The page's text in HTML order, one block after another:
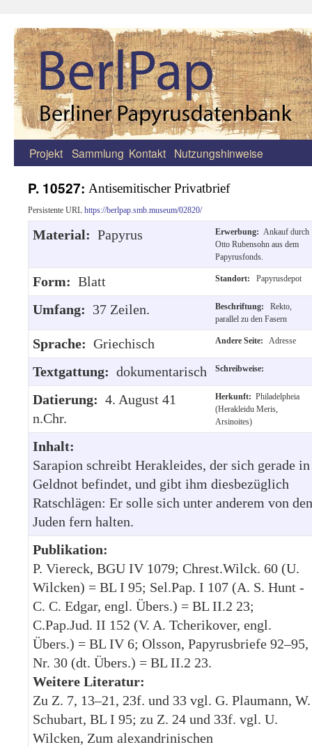
Zum
springen
Projekt Sammlung Kontakt Nutzungshinweise
P. 10527: Antisemitischer Privatbrief
Persistente URL https://berlpap.smb.museum/02820/
Material: Papyrus Erwerbung: Ankauf durch
Otto Rubensohn aus dem
Papyrusfonds.
Form: Blatt Standort: Papyrusdepot
Umfang: 37 Zeilen. Beschriftung:
Rekto,
parallel zu den Fasern
Sprache: Griechisch Andere Seite: Adresse
Textgattung: dokumentarisch Schreibweise:
Datierung: 4. August 41
n.Chr.
Herkunft: Philadelpheia
(Herakleidu Meris,
Arsinoites)
Inhalt:
Sarapion schreibt Herakleides, der sich gerade in
Geldnot befindet, und gibt ihm diesbezüglich
Ratschlägen: Er solle sich unter anderem von den
Juden fern halten.
Publikation:
P. Viereck, BGU IV 1079; Chrest.Wilck. 60 (U.
Wilcken) = BL I 95; Sel.Pap. I 107 (A. S. Hunt -
C. C. Edgar, engl. Übers.) = BL II.2 23;
C.Pap.Jud. II 152 (V. A. Tcherikover, engl.
Übers.) = BL IV 6; Olsson, Papyrusbriefe 92–95,
Nr. 30 (dt. Übers.) = BL II.2 23.
Weitere Literatur:
Zu Z. 7, 13–21, 23f. und 33 vgl. G. Plaumann, W.
Schubart, BL I 95; zu Z. 24 und 33f. vgl. U.
Wilcken, Zum alexandrinischen